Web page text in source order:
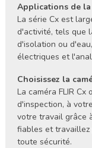
Applications de la
La série Cx est
d'activité, tels que
d'isolation ou
électriques et
Choisissez la
La caméra FLIR
d'inspection, à
votre travail grâce
fiables et travaillez
toute sécurité.